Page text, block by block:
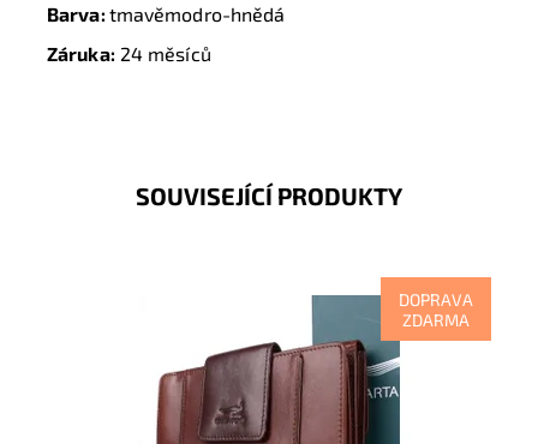
Barva:tmavěmodro-hnědá
Záruka:24 měsíců
SOUVISEJÍCÍ PRODUKTY
DOPRAVA
ZDARMA
Kožená značková dámská peněženka v jedinečné
barevné kombinaci hnědé a tmavěhnědé, kde je vidět
soulad vzhledu,...
Skladem
7956